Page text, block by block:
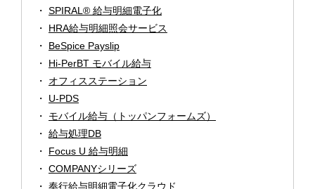
SPIRAL® 給与明細電子化
HRA給与明細照会サービス
BeSpice Payslip
Hi-PerBT モバイル給与
オフィスステーション
U-PDS
モバイル給与（トッパンフォームズ）
給与処理DB
Focus U 給与明細
COMPANYシリーズ
奉行給与明細電子化クラウド